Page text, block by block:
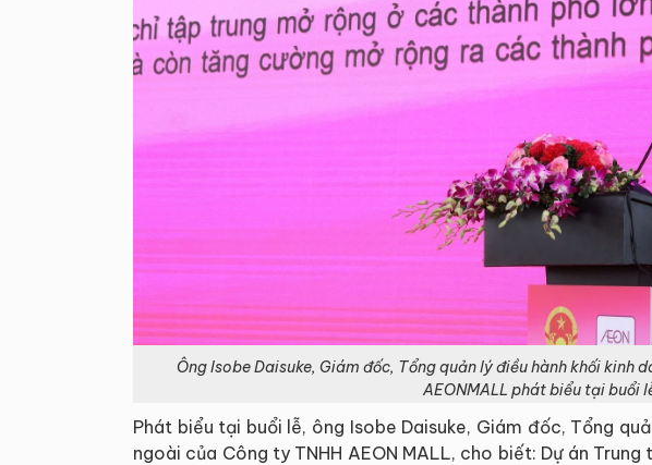
Ông Isobe Daisuke, Giám đốc, Tổng quản lý điều hành khối kinh
AEONMALL phát biểu tại buổi
Phát biểu tại buổi lễ, ông Isobe Daisuke, Giám đốc, Tổng
ngoài của Công ty TNHH AEON MALL, cho biết: Dự án Trung